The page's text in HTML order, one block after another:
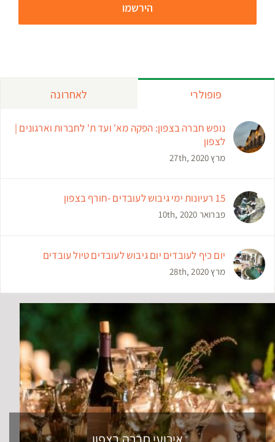
פופולרי לאחרונה
נופש חברה בצפון: הפקה מא' ועד ת' לחברות וארגונים |
לצפון
מרץ 27th, 2020
15 רעיונות ימי גיבוש לעובדים -חורף בצפון
פברואר 10th, 2020
יום כיף לעובדים יום גיבוש לעובדים טיול עובדים
מרץ 28th, 2020